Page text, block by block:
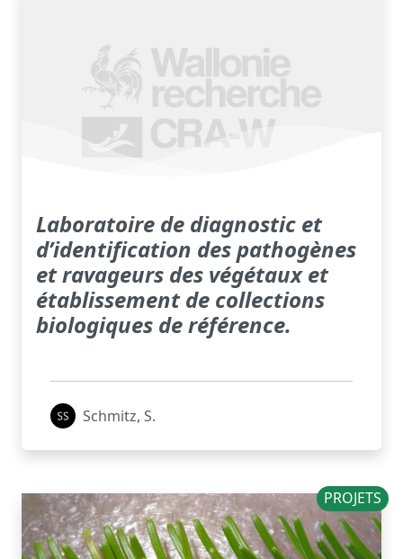
Laboratoire de diagnostic et
d’identification des pathogènes
et ravageurs des végétaux et
établissement de collections
biologiques de référence.
Schmitz, S.
PROJETS